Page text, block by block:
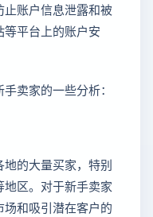
账户信息泄露和被
平台上的账户安
卖家的一些分析：
的大量买家，特别
区。对于新手卖家
和吸引潜在客户的